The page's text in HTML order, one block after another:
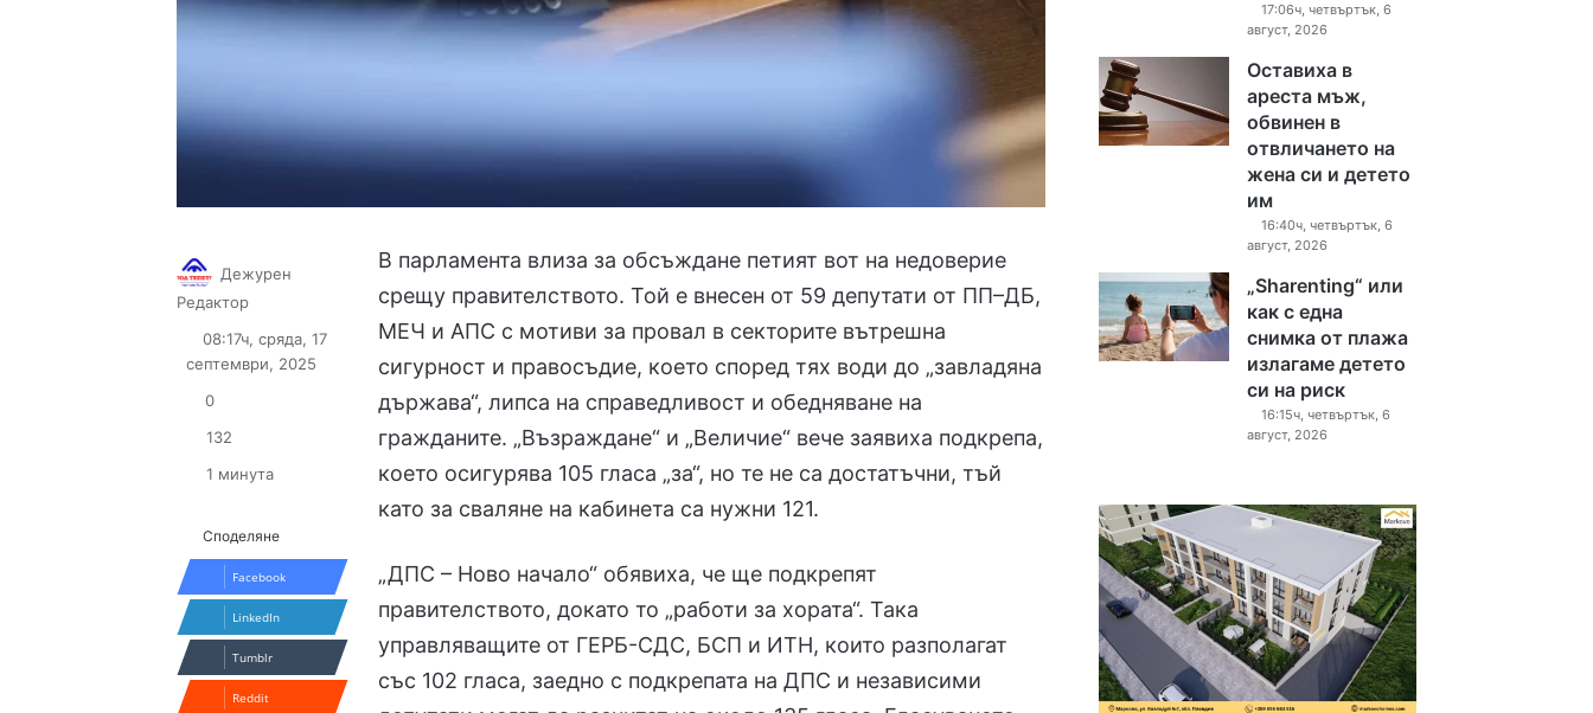
В парламента влиза за обсъждане петият вот на недоверие
срещу правителството. Той е внесен от 59 депутати от ПП–ДБ,
МЕЧ и АПС с мотиви за провал в секторите вътрешна
сигурност и правосъдие, което според тях води до „завладяна
държава“, липса на справедливост и обедняване на
гражданите. „Възраждане“ и „Величие“ вече заявиха подкрепа,
което осигурява 105 гласа „за“, но те не са достатъчни, тъй
като за сваляне на кабинета са нужни 121.
„ДПС – Ново начало“ обявиха, че ще подкрепят
правителството, докато то „работи за хората“. Така
управляващите от ГЕРБ-СДС, БСП и ИТН, които разполагат
със 102 гласа, заедно с подкрепата на ДПС и независими
Дежурен
Редактор
X email
08:17ч, сряда, 17
септември, 2025
0
132
1 минута
Споделяне
Facebook
LinkedIn
Tumblr
Reddit
17:06ч, четвъртък, 6
август, 2026
Оставиха в
ареста мъж,
обвинен в
отвличането на
жена си и детето
им
16:40ч, четвъртък, 6
август, 2026
„Sharenting“ или
как с една
снимка от плажа
излагаме детето
си на риск
16:15ч, четвъртък, 6
август, 2026